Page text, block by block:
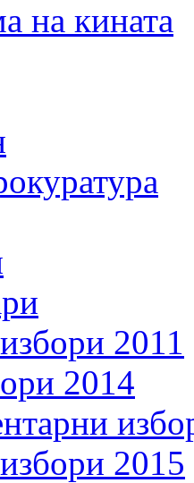
на кината
2011
2014
2015